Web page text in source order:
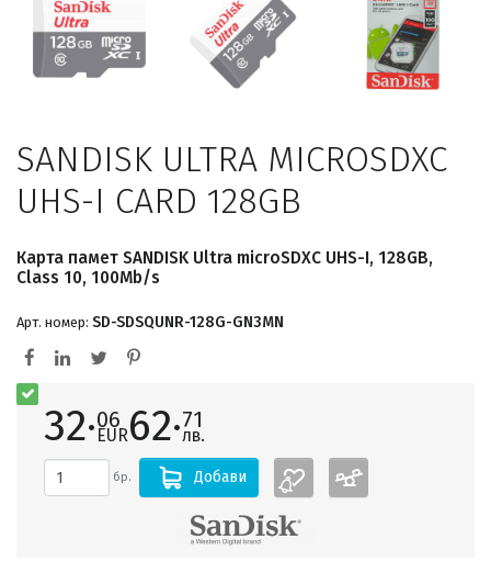
SANDISK ULTRA MICROSDXC
UHS-I CARD 128GB
Карта памет SANDISK Ultra microSDXC UHS-I, 128GB,
Class 10, 100Mb/s
Арт. номер: SD-SDSQUNR-128G-GN3MN
32·06
EUR62·71
лв.
бр. Добави